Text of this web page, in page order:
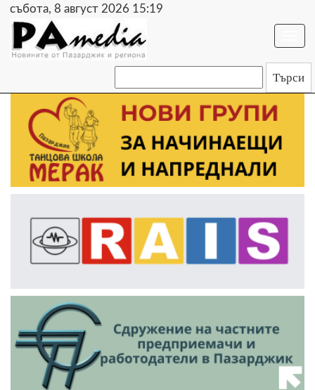
събота, 8 август 2026 15:19